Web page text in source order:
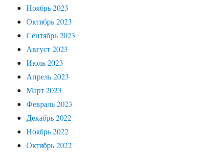
Ноябрь 2023
Октябрь 2023
Сентябрь 2023
Август 2023
Июль 2023
Апрель 2023
Март 2023
Февраль 2023
Декабрь 2022
Ноябрь 2022
Октябрь 2022